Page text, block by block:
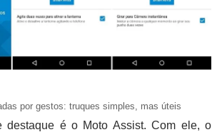
por gestos: truques simples, mas úteis
destaque é o Moto Assist. Com ele, o